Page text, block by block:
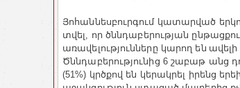
Յոհաննեսբուրգում կատարված
տվել, որ ծննդաբերության
առավելությունները կարող են ավելի
Ծննդաբերությունից 6շաբաթ անց
(51%) կրծքով են կերակրել իրենց